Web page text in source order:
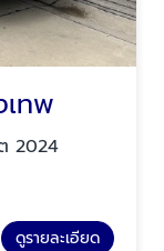
เทพ
2024
ดูรายละเอียด